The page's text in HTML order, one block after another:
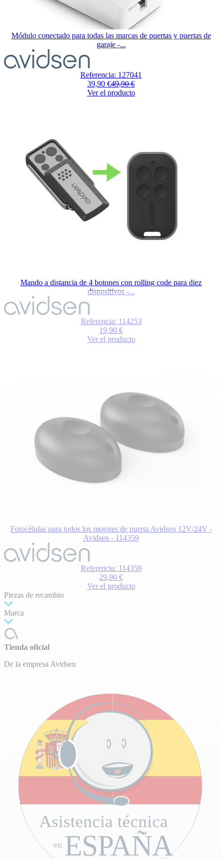
Módulo conectado para todas las marcas de puertas y puertas de
garaje -...
Referencia: 127041
39,90 €49,90 €
Ver el producto
Mando a distancia de 4 botones con rolling code para diez
dispositivos -...
depende
de
las
opciones
producto
Referencia: 114253
19,90 €
Ver el producto
Fotocélulas para todos los motores de puerta Avidsen 12V/24V -
Avidsen - 114359
Referencia: 114359
29,90 €
Ver el producto
Piezas de recambio
Marca
Tienda oficial
De la empresa Avidsen
Asistencia técnica
ESPAÑA
en